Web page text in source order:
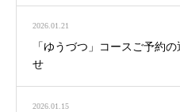
2026.01.21
「ゆうづつ」コースご予約
せ
2026.01.15